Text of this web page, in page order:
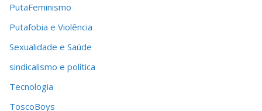
PutaFeminismo
Putafobia e Violência
Sexualidade e Saúde
sindicalismo e política
Tecnologia
ToscoBoys